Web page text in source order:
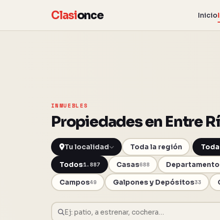
Clasionce Inicio
INMUEBLES
Propiedades en Entre
Toda la región
Todos1.887 Casas688
Campos49 Galpones y Depósitos33